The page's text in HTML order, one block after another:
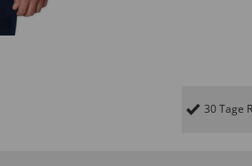
30 Tage